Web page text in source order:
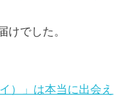
けでした。
）」は本当に出会え